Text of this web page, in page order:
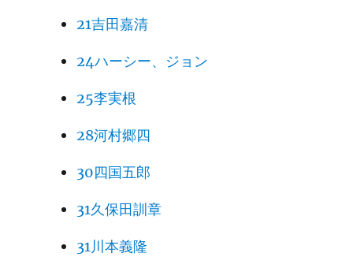
21吉田嘉清
24ハーシー、ジョン
25李実根
28河村郷四
30四国五郎
31久保田訓章
31川本義隆